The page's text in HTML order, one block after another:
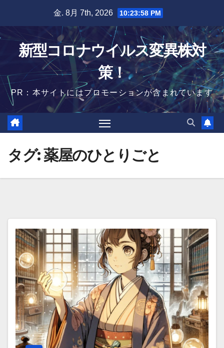
content
金. 8月 7th, 2026 10:23:58 PM
新型コロナウイルス変異株対
策！
PR：本サイトにはプロモーションが含まれています
タグ:薬屋のひとりごと